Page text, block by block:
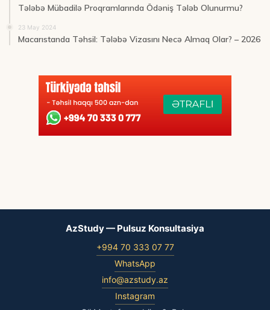
Tələbə Mübadilə Proqramlarında Ödəniş Tələb Olunurmu?
23 May 2024
Macarıstanda Təhsil: Tələbə Vizasını Necə Almaq Olar? – 2026
AzStudy — Pulsuz Konsultasiya
+994 70 333 07 77
WhatsApp
info@azstudy.az
Instagram